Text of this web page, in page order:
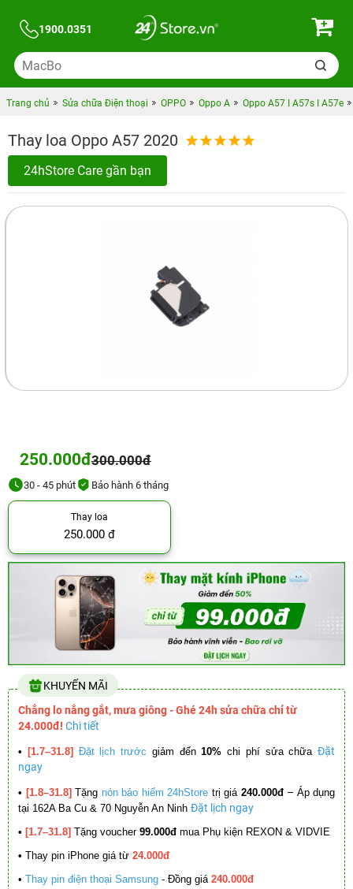
1900.0351
Trang chủ Sửa chữa Điện thoại OPPO Oppo A Oppo A57 I A57s I A57e
Thay loa Oppo A57 2020
24hStore Care gần bạn
250.000đ300.000đ
30 - 45 phút Bảo hành 6 tháng
Thay loa
250.000 đ
KHUYẾN MÃI
Chẳng lo nắng gắt, mưa giông - Ghé 24h sửa chữa chỉ từ
24.000đ! Chi tiết
• [1.7–31.8] Đặt lịch trước giảm đến10% chi phí sửa chữa Đặt
ngay
• [1.8–31.8] Tặng nón bảo hiểm 24hStore trị giá 240.000đ – Áp dụng
tại 162A Ba Cu & 70 Nguyễn An Ninh Đặt lịch ngay
• [1.7–31.8] Tặng voucher 99.000đ mua Phụ kiện REXON & VIDVIE
• Thay pin iPhone giá từ 24.000đ
• Thay pin điện thoại Samsung - Đồng giá 240.000đ